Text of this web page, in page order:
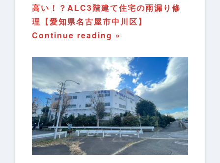
高い！？ALC3階建て住宅の雨漏り修
理【愛知県名古屋市中川区】
Continue reading »